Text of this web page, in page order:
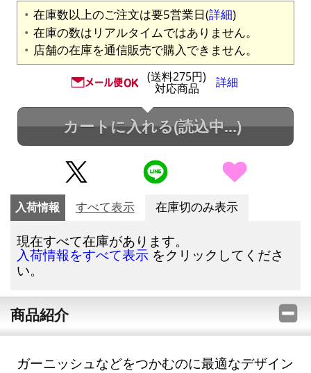
在庫数以上のご注文は要5営業日(詳細)
在庫の数はリアルタイムではありません。
店舗の在庫を通信販売で購入できません。
(送料275円)
対応商品 詳細
カートに入れる(読込中...)
入荷情報 すべて表示 在庫切のみ表示
現在すべて在庫があります。
入荷情報をすべて表示 をクリックしてくださ
い。
商品紹介
ガーニッシュなどをつかむのに最適なデザイン